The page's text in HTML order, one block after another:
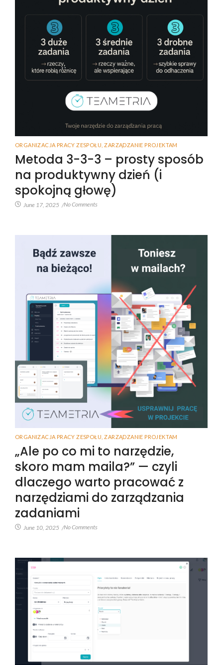
ORGANIZACJA PRACY ZESPOŁU ZARZĄDZANIE PROJEKTAM
Metoda 3-3-3 – prosty sposób
na produktywny dzień (i
spokojną głowę)
June 17, 2025 /No Comments
ORGANIZACJA PRACY ZESPOŁU ZARZĄDZANIE PROJEKTAM
„Ale po co mi to narzędzie,
skoro mam maila?” — czyli
dlaczego warto pracować z
narzędziami do zarządzania
zadaniami
June 10, 2025 /No Comments